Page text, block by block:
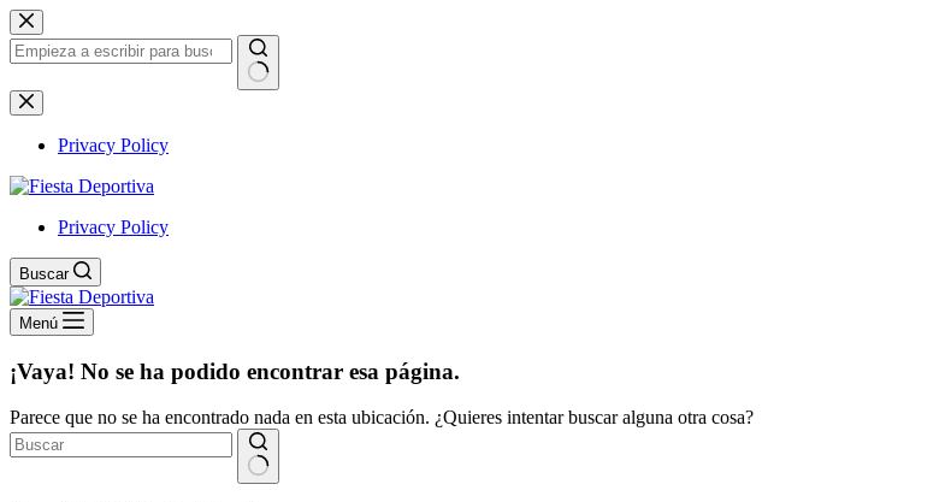
Saltar
al
contenido
Sin
resultados
Privacy Policy
Privacy Policy
Buscar
Menú
¡Vaya! No se ha podido encontrar esa página.
Parece que no se ha encontrado nada en esta ubicación. ¿Quieres intentar buscar alguna otra cosa?